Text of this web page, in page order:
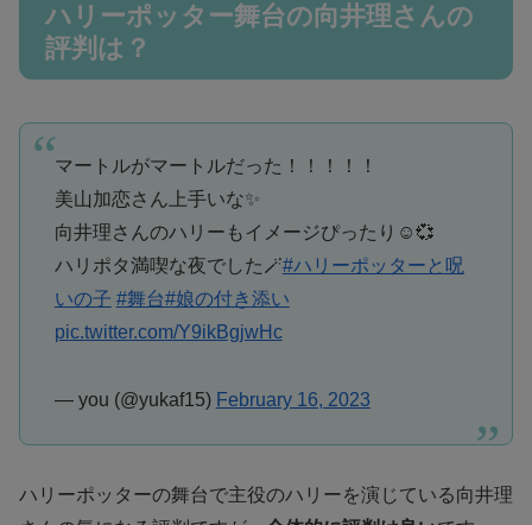
ハリーポッター舞台の向井理さんの
評判は？
マートルがマートルだった！！！！！
美山加恋さん上手いな✨
向井理さんのハリーもイメージぴったり☺️💞
ハリポタ満喫な夜でした🪄#ハリーポッターと呪
いの子 #舞台#娘の付き添い
pic.twitter.com/Y9ikBgjwHc
— you (@yukaf15) February 16, 2023
ハリーポッターの舞台で主役のハリーを演じている向井理